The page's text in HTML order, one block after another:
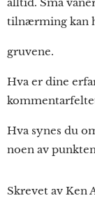
tilnærming kan
gruvene.
Hva er dine
Hva synes du
noen av
Skrevet av Ken